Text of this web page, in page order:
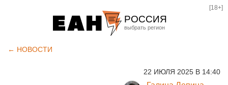
РОССИЯ
Курган
[18+]
← НОВОСТИ
22 ИЮЛЯ 2025 В 14:40